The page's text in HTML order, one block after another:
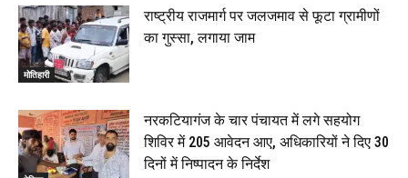
मोतिहारी
राष्ट्रीय राजमार्ग पर जलजमाव से फूटा ग्रामीणों
का गुस्सा, लगाया जाम
नरकटियागंज के चार पंचायत में लगे सहयोग
शिविर में 205 आवेदन आए, अधिकारियों ने दिए 30
दिनों में निष्पादन के निर्देश